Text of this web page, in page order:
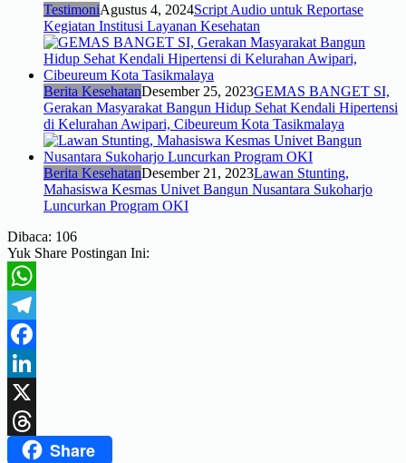
TestimoniAgustus 4, 2024Script Audio untuk Reportase
Kegiatan Institusi Layanan Kesehatan
Berita KesehatanDesember 25, 2023GEMAS BANGET SI,
Gerakan Masyarakat Bangun Hidup Sehat Kendali Hipertensi
di Kelurahan Awipari, Cibeureum Kota Tasikmalaya
Berita KesehatanDesember 21, 2023Lawan Stunting,
Mahasiswa Kesmas Univet Bangun Nusantara Sukoharjo
Luncurkan Program OKI
Dibaca: 106
Yuk Share Postingan Ini:
WhatsApp
Telegram
Facebook
LinkedIn
X
ThreadsShare